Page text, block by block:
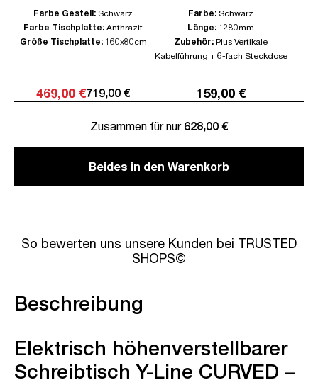
Farbe Gestell: Schwarz
Farbe Tischplatte: Anthrazit
Größe Tischplatte: 160x80cm
469,00 €719,00 €
Farbe: Schwarz
Länge: 1280mm
Zubehör: Plus Vertikale
Kabelführung + 6-fach Steckdose
159,00 €
Zusammen für nur 628,00 €
Beides in den Warenkorb
So bewerten uns unsere Kunden bei TRUSTED
SHOPS©
Beschreibung
Elektrisch höhenverstellbarer
Schreibtisch Y-Line CURVED –